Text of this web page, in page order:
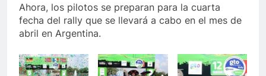
Ahora, los pilotos se preparan para la cuarta
fecha del rally que se llevará a cabo en el mes de
abril en Argentina.